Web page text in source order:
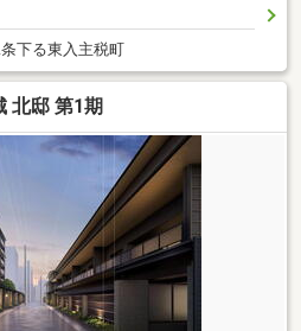
下る東入主税町
北邸 第1期